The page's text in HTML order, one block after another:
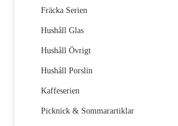
Fräcka Serien
Hushåll Glas
Hushåll Övrigt
Hushåll Porslin
Kaffeserien
Picknick & Sommarartiklar